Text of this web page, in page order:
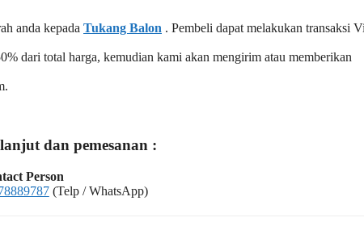
anda kepada Tukang Balon . Pembeli dapat melakukan transaksi
dari total harga, kemudian kami akan mengirim atau memberikan
dan pemesanan :
Person
(Telp / WhatsApp)